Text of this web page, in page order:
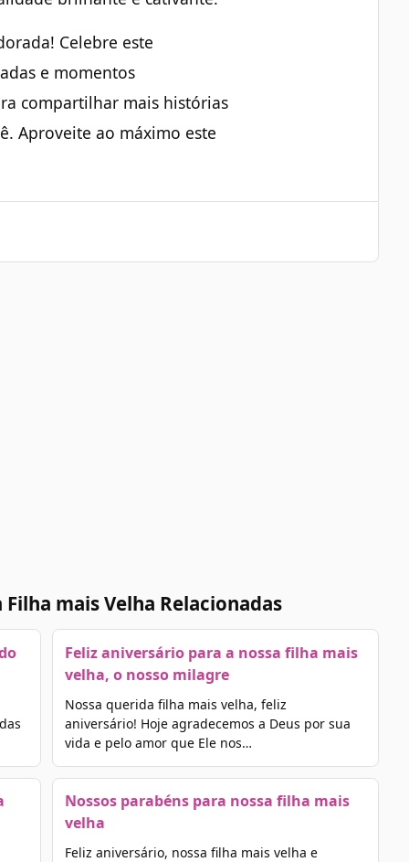
Celebre este
e momentos
compartilhar mais histórias
Aproveite ao máximo este
mais Velha Relacionadas
Feliz aniversário para a nossa filha mais
velha, o nosso milagre
Nossa querida filha mais velha, feliz
aniversário! Hoje agradecemos a Deus por sua
vida e pelo amor que Ele nos…
Nossos parabéns para nossa filha mais
velha
Feliz aniversário, nossa filha mais velha e